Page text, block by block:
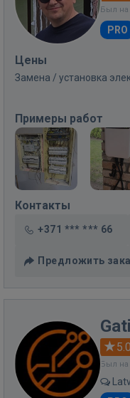
Был на
PRO
Цены
Замена / установка
Примеры работ
Контакты
+371 *** *** 66
Предложить
5.0
Был на